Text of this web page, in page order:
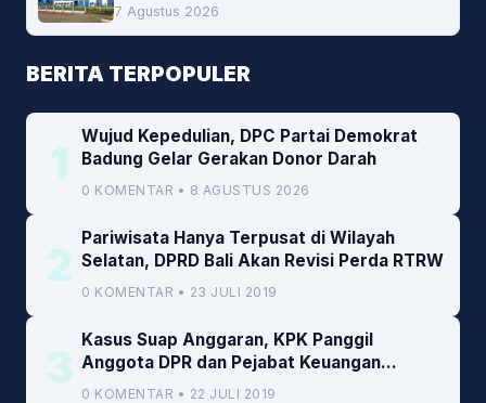
Cofiring PLTU Bolok
7 Agustus 2026
BERITA TERPOPULER
1
Wujud Kepedulian, DPC Partai Demokrat
Badung Gelar Gerakan Donor Darah
0 KOMENTAR • 8 AGUSTUS 2026
2
Pariwisata Hanya Terpusat di Wilayah
Selatan, DPRD Bali Akan Revisi Perda RTRW
0 KOMENTAR • 23 JULI 2019
3
Kasus Suap Anggaran, KPK Panggil
Anggota DPR dan Pejabat Keuangan
Kemenkeu
0 KOMENTAR • 22 JULI 2019